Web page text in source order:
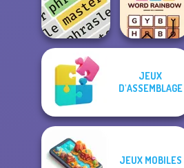
Word Stickers! Words with Owl
Phrasle Master
OMG Word
JEUX
D'ASSEMBLAGE
JEUX MOBILES